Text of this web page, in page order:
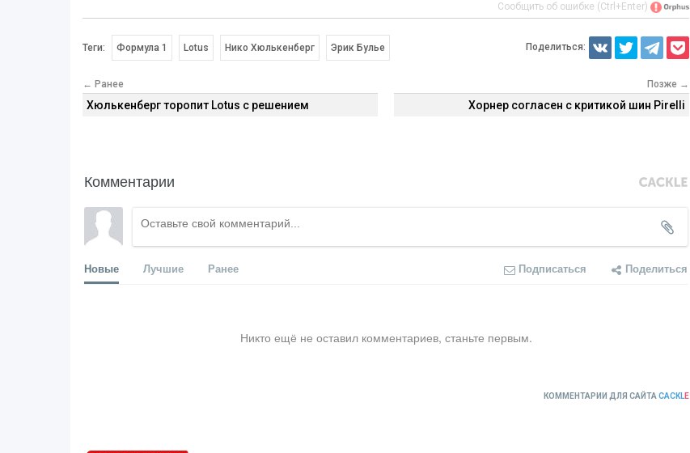
Сообщить об ошибке (Ctrl+Enter)
Теги: Формула 1 Lotus Нико Хюлькенберг Эрик Булье Поделиться:
← Ранее
Хюлькенберг торопит Lotus с решением
Позже →
Хорнер согласен с критикой шин Pirelli
Комментарии
Новые Лучшие Ранее Подписаться Поделиться
Никто ещё не оставил комментариев, станьте первым.
КОММЕНТАРИИ ДЛЯ САЙТАCACKLE